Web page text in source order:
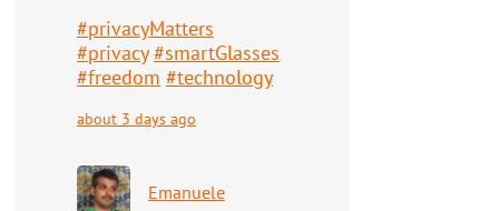
#privacyMatters
#privacy #smartGlasses
#freedom #technology
about 3 days ago
Emanuele